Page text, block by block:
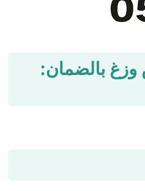
بجدة بخصم 50% رش وزغ بالضمان: